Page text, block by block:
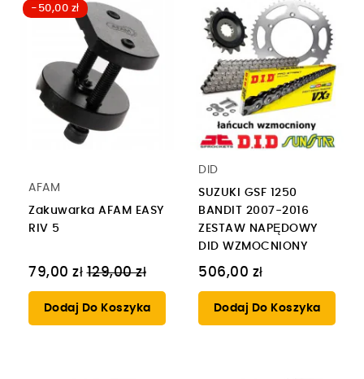
-50,00 zł
AFAM
Zakuwarka AFAM EASY
RIV 5
79,00 zł Cena
regularna
129,00 zł
Dodaj Do Koszyka
DID
SUZUKI GSF 1250
BANDIT 2007-2016
ZESTAW NAPĘDOWY
DID WZMOCNIONY
506,00 zł
Dodaj Do Koszyka